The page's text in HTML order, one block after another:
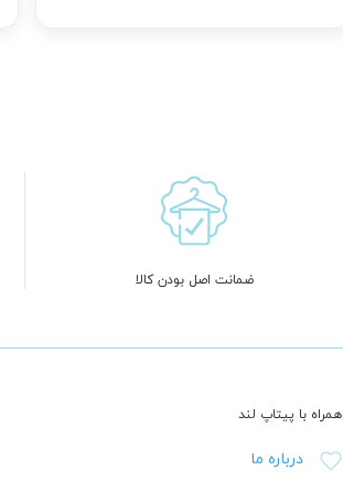
ضمانت اصل بودن کالا
همراه با پیتاپ لند
درباره ما